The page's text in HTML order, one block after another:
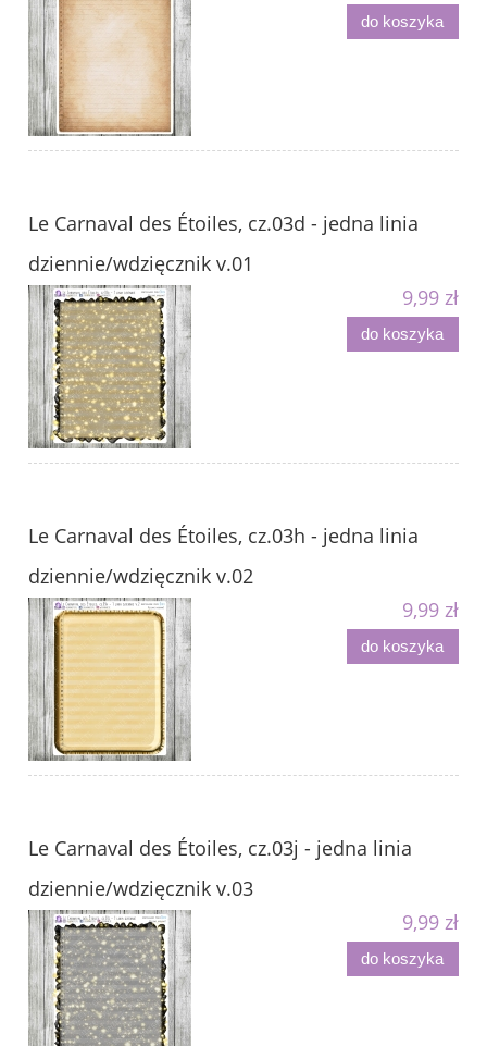
do koszyka
Le Carnaval des Étoiles, cz.03d - jedna linia
dziennie/wdzięcznik v.01
9,99 zł
do koszyka
Le Carnaval des Étoiles, cz.03h - jedna linia
dziennie/wdzięcznik v.02
9,99 zł
do koszyka
Le Carnaval des Étoiles, cz.03j - jedna linia
dziennie/wdzięcznik v.03
9,99 zł
do koszyka